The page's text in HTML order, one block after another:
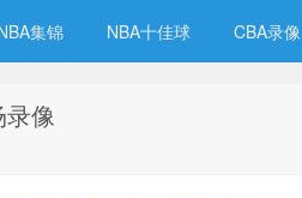
集锦 NBA十佳球 CBA录像
像